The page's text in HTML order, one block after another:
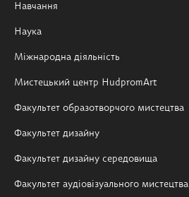
Навчання
Наука
Міжнародна діяльність
Мистецький центр HudpromArt
Факультет образотворчого мистецтва
Факультет дизайну
Факультет дизайну середовища
Факультет аудіовізуального